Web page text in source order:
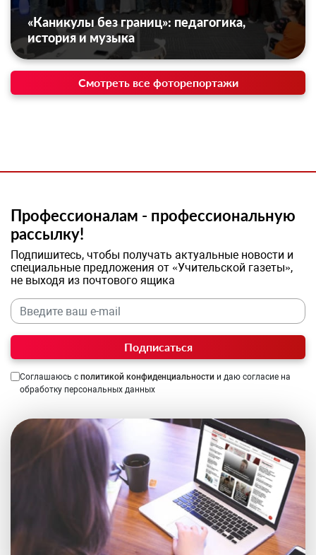
«Каникулы без границ»: педагогика,
история и музыка
Смотреть все фоторепортажи
Профессионалам - профессиональную
рассылку!
Подпишитесь, чтобы получать актуальные новости и
специальные предложения от «Учительской газеты»,
не выходя из почтового ящика
Подписаться
Соглашаюсь с политикой конфиденциальности и даю согласие на
обработку персональных данных